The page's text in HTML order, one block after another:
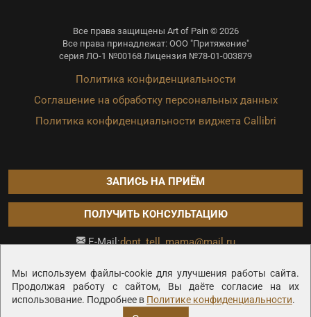
Мы используем файлы-cookie для улучшения работы сайта.
Продолжая работу с сайтом, Вы даёте согласие на их
использование. Подробнее в Политике конфиденциальности.
Все права защищены Art of Pain © 2026
Все права принадлежат: ООО "Притяжение"
серия ЛО-1 №00168 Лицензия №78-01-003879
Политика конфиденциальности
Соглашение на обработку персональных данных
Политика конфиденциальности виджета Callibri
ЗАПИСЬ НА ПРИЁМ
ПОЛУЧИТЬ КОНСУЛЬТАЦИЮ
E-Mail:dont_tell_mama@mail.ru